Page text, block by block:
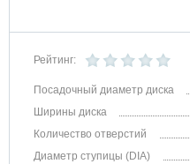
Рейтинг:
Посадочный диаметр диска
Ширины диска
Количество отверстий
Диаметр ступицы (DIA)